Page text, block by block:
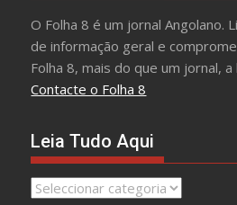
O Folha 8 é um jornal Angolano.
de informação geral e
Folha 8, mais do que um jornal,
Contacte o Folha 8
Leia Tudo Aqui
Leia